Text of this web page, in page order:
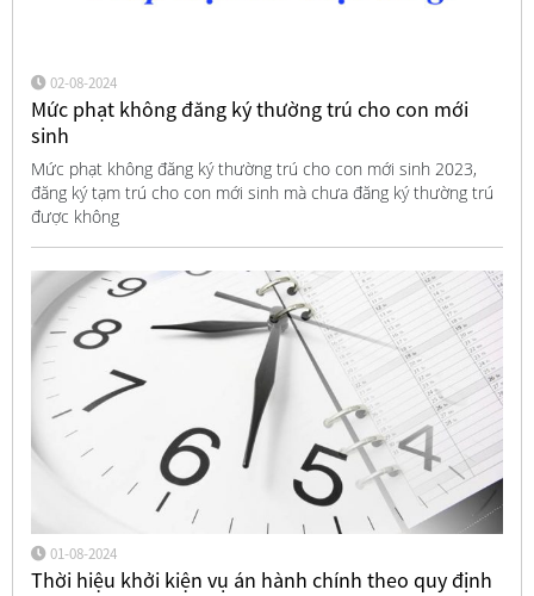
02-08-2024
Mức phạt không đăng ký thường trú cho con mới
sinh
Mức phạt không đăng ký thường trú cho con mới sinh 2023,
đăng ký tạm trú cho con mới sinh mà chưa đăng ký thường trú
được không
01-08-2024
Thời hiệu khởi kiện vụ án hành chính theo quy định